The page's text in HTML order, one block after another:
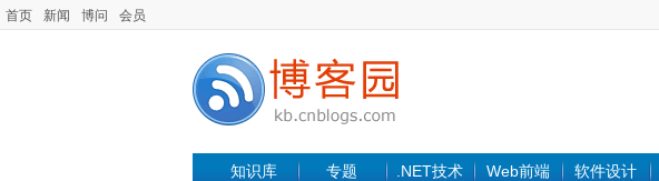
首页 新闻 博问 会员
知识库 专题 .NET技术 Web前端 软件设计